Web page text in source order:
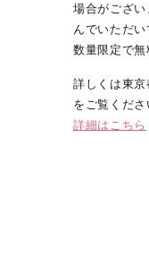
場合がござ
んでいただ
数量限定で無
詳しくは東
をご覧くださ
詳細はこちら